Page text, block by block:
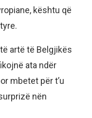
kështu që
artë të Belgjikës
ata ndër
mbetet për t’u
nën